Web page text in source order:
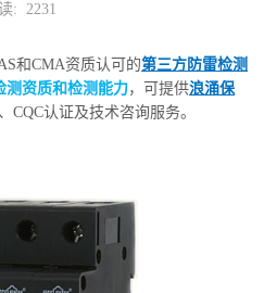
: 2231
和CMA资质认可的第三方防雷检测
测资质和检测能力，可提供浪涌保
CQC认证及技术咨询服务。